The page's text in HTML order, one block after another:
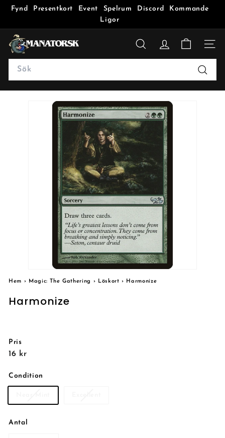
Fynd Presentkort Event Spelrum Discord
Kommande
Ligor
M
a
a
t
SÖK
Search
Sök
Hem › Magic: The Gathering › Löskort › Harmonize
Harmonize
Pris
Reguljärt
16 kr16
Condition
Antal